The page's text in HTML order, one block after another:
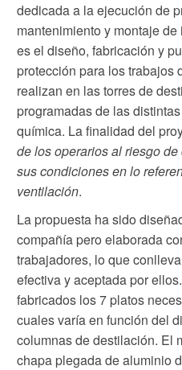
dedicada a la ejecución de
mantenimiento y montaje
es el diseño, fabricación y
protección para los trabajos
realizan en las torres de
programadas de las
química. La finalidad del
de los operarios al riesgo
sus condiciones en lo
ventilación.
La propuesta ha sido
compañía pero elaborada
trabajadores, lo que
efectiva y aceptada por
fabricados los 7 platos
cuales varía en función del
columnas de destilación. El
chapa plegada de aluminio